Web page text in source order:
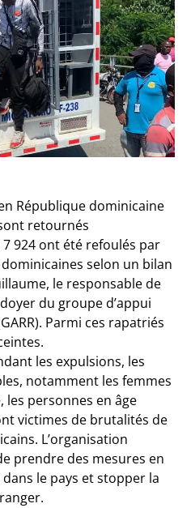
République dominicaine
retournés
924 ont été refoulés par
selon un bilan
le responsable de
du groupe d’appui
Parmi ces rapatriés
les expulsions, les
notamment les femmes
les personnes en âge
victimes de brutalités de
L’organisation
prendre des mesures en
le pays et stopper la